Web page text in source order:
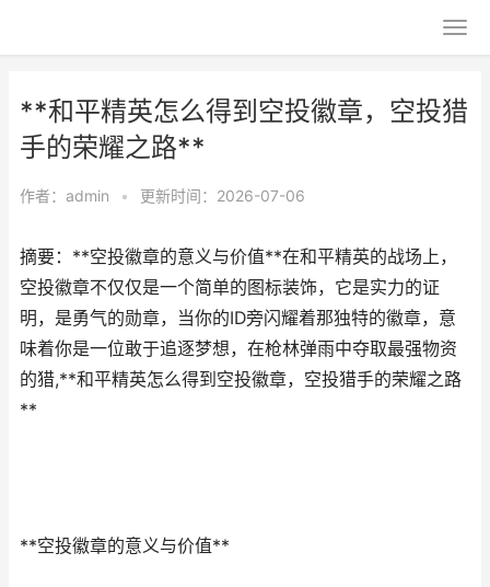
**和平精英怎么得到空投徽章，空投猎
手的荣耀之路**
作者： admin • 更新时间：2026-07-06
摘要：**空投徽章的意义与价值**在和平精英的战场上，
空投徽章不仅仅是一个简单的图标装饰，它是实力的证
明，是勇气的勋章，当你的ID旁闪耀着那独特的徽章，意
味着你是一位敢于追逐梦想，在枪林弹雨中夺取最强物资
的猎,**和平精英怎么得到空投徽章，空投猎手的荣耀之路
**
**空投徽章的意义与价值**